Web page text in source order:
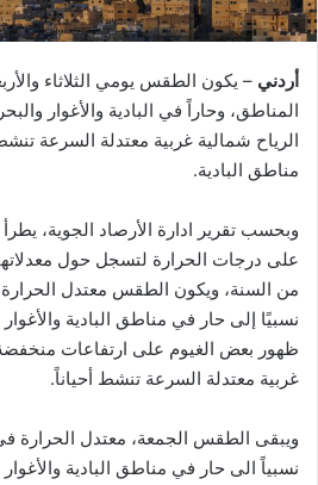
أردني – يكون الطقس يومي الثلاثاء
المناطق، وحاراً في البادية والأغوار
الرياح شمالية غربية معتدلة السرعة
مناطق البادية.
وبحسب تقرير ادارة الأرصاد الجوية،
على درجات الحرارة لتسجل حول
من السنة، ويكون الطقس معتدل
نسبيًا إلى حار في مناطق البادية
ظهور بعض الغيوم على ارتفاعات
غربية معتدلة السرعة تنشط أحياناً.
ويبقى الطقس الجمعة، معتدل الحرارة
نسبياً الى حار في مناطق البادية